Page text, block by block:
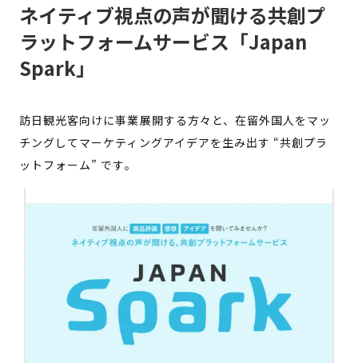
ネイティブ視点の声が聞ける共創プ
ラットフォームサービス「Japan
Spark」
訪日観光客向けに事業展開する方々と、在留外国人をマッ
チングしてマーケティングアイデアを生み出す “共創プラ
ットフォーム” です。